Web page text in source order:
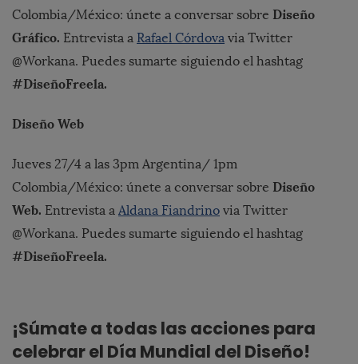
Colombia/México: únete a conversar sobre Diseño
Gráfico. Entrevista a Rafael Córdova via Twitter
@Workana. Puedes sumarte siguiendo el hashtag
#DiseñoFreela.
Diseño Web
Jueves 27/4 a las 3pm Argentina/ 1pm
Colombia/México: únete a conversar sobre Diseño
Web. Entrevista a Aldana Fiandrino via Twitter
@Workana. Puedes sumarte siguiendo el hashtag
#DiseñoFreela.
¡Súmate a todas las acciones para
celebrar el Día Mundial del Diseño!